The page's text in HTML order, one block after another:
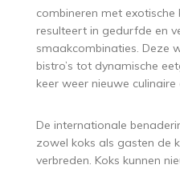
combineren met
resulteert in gedurfde en
smaakcombinaties. Deze
bistro’s tot dynamische
keer weer nieuwe
De internationale
zowel koks als gasten de
verbreden. Koks kunnen